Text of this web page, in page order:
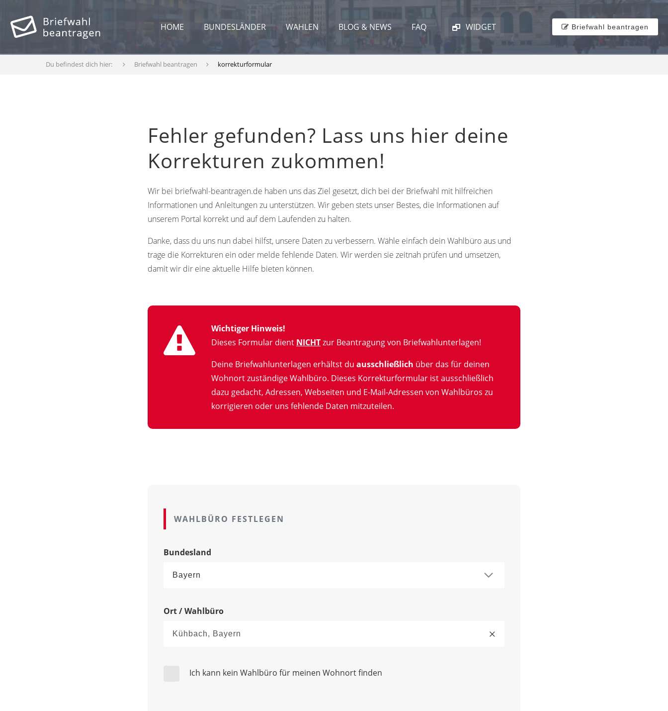
HOME BUNDESLÄNDER WAHLEN BLOG & NEWS FAQ WIDGET Briefwahl beantragen
Du befindest dich hier: Briefwahl beantragen korrekturformular
Fehler gefunden? Lass uns hier deine
Korrekturen zukommen!
Wir bei briefwahl-beantragen.de haben uns das Ziel gesetzt, dich bei der Briefwahl mit hilfreichen
Informationen und Anleitungen zu unterstützen. Wir geben stets unser Bestes, die Informationen auf
unserem Portal korrekt und auf dem Laufenden zu halten.
Danke, dass du uns nun dabei hilfst, unsere Daten zu verbessern. Wähle einfach dein Wahlbüro aus und
trage die Korrekturen ein oder melde fehlende Daten. Wir werden sie zeitnah prüfen und umsetzen,
damit wir dir eine aktuelle Hilfe bieten können.
Wichtiger Hinweis!
Dieses Formular dient NICHTzur Beantragung von Briefwahlunterlagen!
Deine Briefwahlunterlagen erhältst du ausschließlich über das für deinen
Wohnort zuständige Wahlbüro. Dieses Korrekturformular ist ausschließlich
dazu gedacht, Adressen, Webseiten und E-Mail-Adressen von Wahlbüros zu
korrigieren oder uns fehlende Daten mitzuteilen.
WAHLBÜRO FESTLEGEN
Bundesland
Ort / Wahlbüro
Ich kann kein Wahlbüro für meinen Wohnort finden